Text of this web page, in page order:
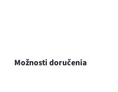
Možnosti doručenia